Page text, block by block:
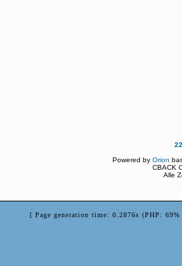
Powered byOrion
CBACK
Alle
[ Page generation time: 0.2876s (PHP: